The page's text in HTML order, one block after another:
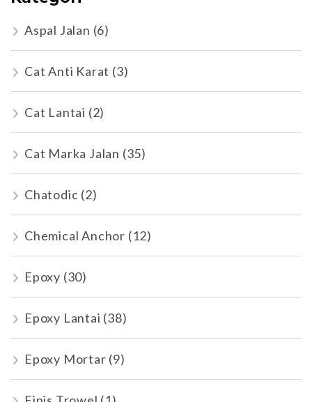
Aspal Jalan (6)
Cat Anti Karat (3)
Cat Lantai (2)
Cat Marka Jalan (35)
Chatodic (2)
Chemical Anchor (12)
Epoxy (30)
Epoxy Lantai (38)
Epoxy Mortar (9)